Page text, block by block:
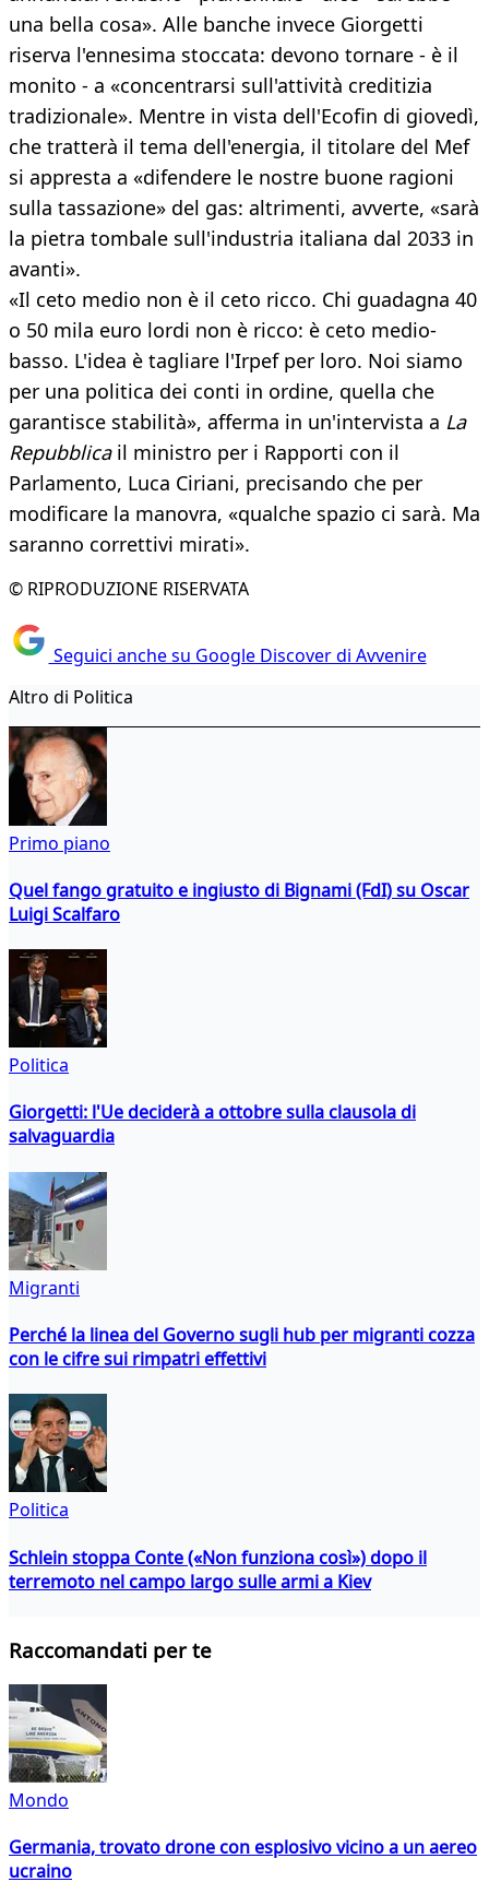
una bella cosa». Alle banche invece Giorgetti
riserva l'ennesima stoccata: devono tornare - è il
monito - a «concentrarsi sull'attività creditizia
tradizionale». Mentre in vista dell'Ecofin di giovedì,
che tratterà il tema dell'energia, il titolare del Mef
si appresta a «difendere le nostre buone ragioni
sulla tassazione» del gas: altrimenti, avverte, «sarà
la pietra tombale sull'industria italiana dal 2033 in
avanti».
«Il ceto medio non è il ceto ricco. Chi guadagna 40
o 50 mila euro lordi non è ricco: è ceto medio-
basso. L'idea è tagliare l'Irpef per loro. Noi siamo
per una politica dei conti in ordine, quella che
garantisce stabilità», afferma in un'intervista a La
Repubblicail ministro per i Rapporti con il
Parlamento, Luca Ciriani, precisando che per
modificare la manovra, «qualche spazio ci sarà. Ma
saranno correttivi mirati».
© RIPRODUZIONE RISERVATA
Seguici anche su Google Discover di Avvenire
Altro di Politica
Primo piano
Quel fango gratuito e ingiusto di Bignami (FdI) su Oscar
Luigi Scalfaro
Politica
Giorgetti: l'Ue deciderà a ottobre sulla clausola di
salvaguardia
Migranti
Perché la linea del Governo sugli hub per migranti cozza
con le cifre sui rimpatri effettivi
Politica
Schlein stoppa Conte («Non funziona così») dopo il
terremoto nel campo largo sulle armi a Kiev
Raccomandati per te
Mondo
Germania, trovato drone con esplosivo vicino a un aereo
ucraino